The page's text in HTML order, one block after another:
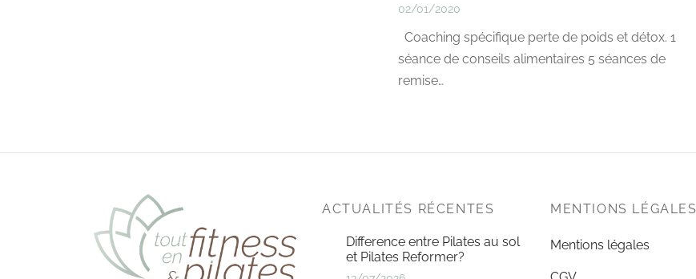
02/01/2020
Coaching spécifique perte de poids et détox. 1
séance de conseils alimentaires 5 séances de
remise…
ACTUALITÉS RÉCENTES
Difference entre Pilates au sol
et Pilates Reformer?
MENTIONS LÉGALES
Mentions légales